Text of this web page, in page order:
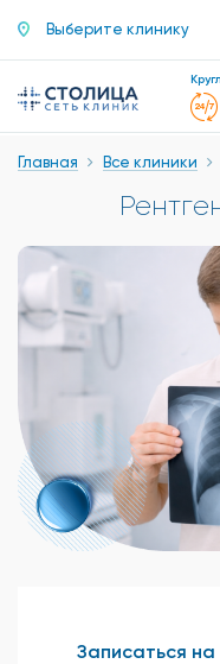
Выберите клинику
Главная Все клиники
Записаться на